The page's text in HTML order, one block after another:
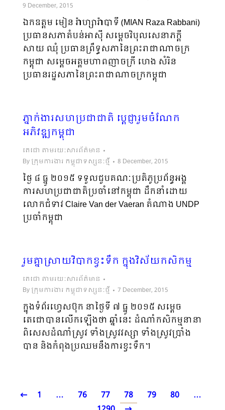
9 December, 2015
ឯកឧត្តម មៀន រ៉ាហ្សារ៉ាបាទី (MIAN Raza Rabbani)
ប្រធានសភាតំបន់អាស៊ី សម្តេចវិបុលសេនាភក្តី
សាយ ឈុំ ប្រធានព្រឹទ្ធសភានៃព្រះរាជាណាចក្រ
កម្ពុជា សម្តេចអគ្គមហាពញាចក្រី ហេង សំរិន
ប្រធានរដ្ឋសភានៃព្រះរាជាណាចក្រកម្ពុជា
ភ្នាក់ងារសហប្រជាជាតិ ប្តេជ្ញារួមចំណែក
អភិវឌ្ឍកម្ពុជា
តេជោ តាមរយៈសារព័ត៌មាន
By ក្រុមការងារ កម្ពុជាទស្សនៈថ្មី 8 December, 2015
ថ្ងៃ ៨ ធ្នូ ២០១៥ ទទួលជួបគណៈប្រតិភូ​ប្រព័ន្ធ​អង្គ
ការសហប្រជាជាតិ​ប្រចាំ​នៅ​កម្ពុជា ដឹកនាំ​ដោយ​
លោក​ជំទាវ Claire Van der Vaeran តំណាង UNDP
ប្រចាំ​កម្ពុជា
រួមគ្នាស្រាយវិបាកខ្វះទឹក ក្នុងវិស័យកសិកម្ម
តេជោ តាមរយៈសារព័ត៌មាន
By ក្រុមការងារ កម្ពុជាទស្សនៈថ្មី 7 December, 2015
ក្នុងទំព័រហ្វេសប៊ុក នាថ្ងៃទី ៧ ធ្នូ ២០១៥ សម្តេច
តេជោបានលើកឡើងថា ឆ្នាំនេះ ដំណាំកសិកម្មនានា
ពិ​សេស​ដំណាំស្រូវ ទាំងស្រូវវស្សា ទាំងស្រូវប្រាំង
បាន និងកំពុងប្រឈម​នឹង​ការ​ខ្វះទឹក។
1 … 76 77 78 79 80
…